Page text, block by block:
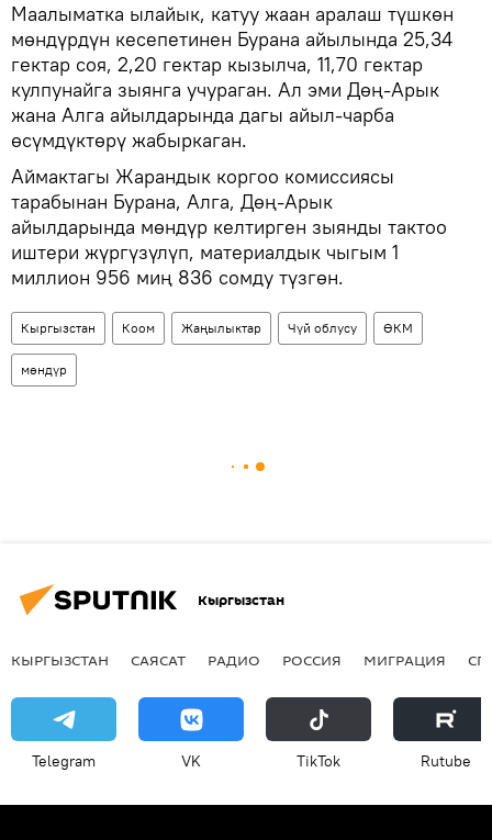
Маалыматка ылайык, катуу жаан аралаш түшкөн
мөндүрдүн кесепетинен Бурана айылында 25,34
гектар соя, 2,20 гектар кызылча, 11,70 гектар
кулпунайга зыянга учураган. Ал эми Дөң-Арык
жана Алга айылдарында дагы айыл-чарба
өсүмдүктөрү жабыркаган.
Аймактагы Жарандык коргоо комиссиясы
тарабынан Бурана, Алга, Дөң-Арык
айылдарында мөндүр келтирген зыянды тактоо
иштери жүргүзүлүп, материалдык чыгым 1
миллион 956 миң 836 сомду түзгөн.
Кыргызстан Коом Жаңылыктар Чүй облусу ӨКМ
мөндүр
Кыргызстан
КЫРГЫЗСТАН САЯСАТ РАДИО РОССИЯ МИГРАЦИЯ
Telegram VK ТikТоk Rutube